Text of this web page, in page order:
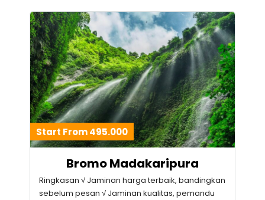
Start From 495.000
Bromo Madakaripura
Ringkasan √ Jaminan harga terbaik, bandingkan
sebelum pesan √ Jaminan kualitas, pemandu